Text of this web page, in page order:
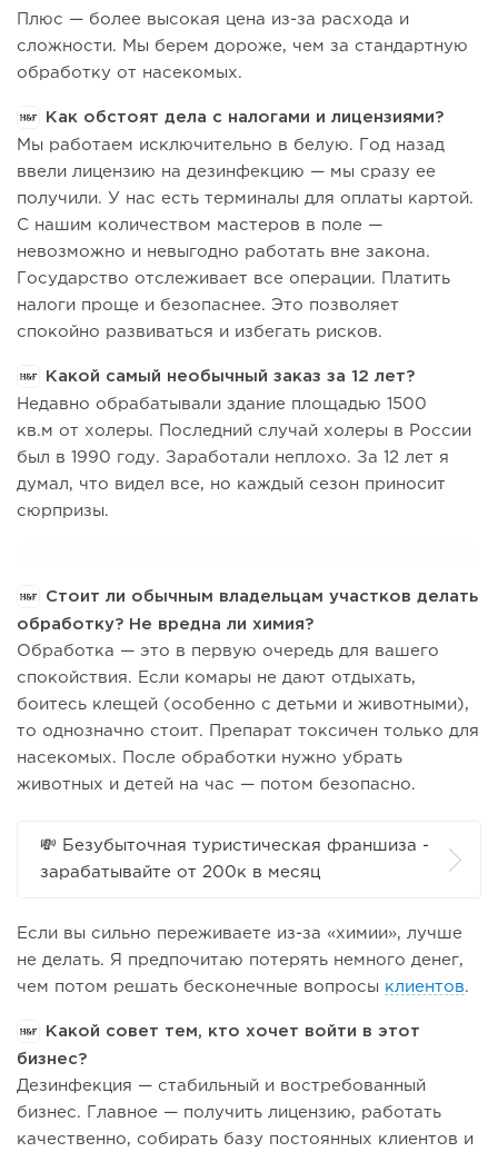
Плюс — более высокая цена из-за расхода и
сложности. Мы берем дороже, чем за стандартную
обработку от насекомых.
Как обстоят дела с налогами и лицензиями?
Мы работаем исключительно в белую. Год назад
ввели лицензию на дезинфекцию — мы сразу ее
получили. У нас есть терминалы для оплаты картой.
С нашим количеством мастеров в поле —
невозможно и невыгодно работать вне закона.
Государство отслеживает все операции. Платить
налоги проще и безопаснее. Это позволяет
спокойно развиваться и избегать рисков.
Какой самый необычный заказ за 12 лет?
Недавно обрабатывали здание площадью 1500
кв.м от холеры. Последний случай холеры в России
был в 1990 году. Заработали неплохо. За 12 лет я
думал, что видел все, но каждый сезон приносит
сюрпризы.
Стоит ли обычным владельцам участков делать
обработку? Не вредна ли химия?
Обработка — это в первую очередь для вашего
спокойствия. Если комары не дают отдыхать,
боитесь клещей (особенно с детьми и животными),
то однозначно стоит. Препарат токсичен только для
насекомых. После обработки нужно убрать
животных и детей на час — потом безопасно.
💸 Безубыточная туристическая франшиза -
зарабатывайте от 200к в месяц
Если вы сильно переживаете из-за «химии», лучше
не делать. Я предпочитаю потерять немного денег,
чем потом решать бесконечные вопросы клиентов.
Какой совет тем, кто хочет войти в этот
бизнес?
Дезинфекция — стабильный и востребованный
бизнес. Главное — получить лицензию, работать
качественно, собирать базу постоянных клиентов и